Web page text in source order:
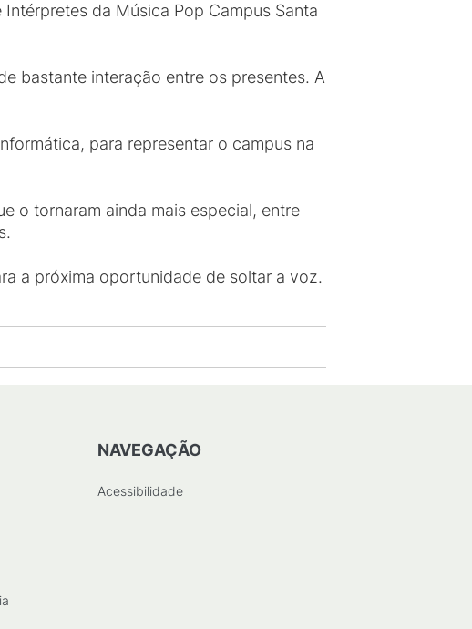
da Música Pop Campus Santa
bastante interação entre os presentes. A
para representar o campus na
o tornaram ainda mais especial, entre
a próxima oportunidade de soltar a voz.
NAVEGAÇÃO
Acessibilidade